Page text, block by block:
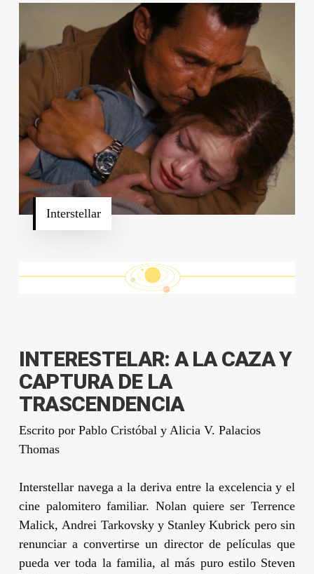
Interstellar
INTERESTELAR: A LA CAZA Y
CAPTURA DE LA
TRASCENDENCIA
Escrito por Pablo Cristóbal yAlicia V. Palacios
Thomas
Interstellarnavega a la deriva entre la excelencia y el
cine palomitero familiar. Nolan quiere serTerrence
Malick,Andrei Tarkovskyy Stanley Kubrick pero sin
renunciar a convertirse un director de películas que
pueda ver toda la familia, al más puro estilo Steven